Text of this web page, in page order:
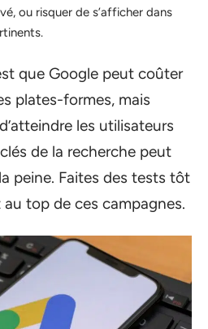
ou risquer de s’afficher dans
que Google peut coûter
plates-formes, mais
les utilisateurs
de la recherche peut
peine. Faites des tests tôt
top de ces campagnes.